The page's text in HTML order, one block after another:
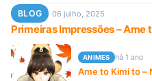
BLOG 06 julho, 2025
Primeiras Impressões – Ame
ANIMES há 1 ano
Ame to Kimi to –